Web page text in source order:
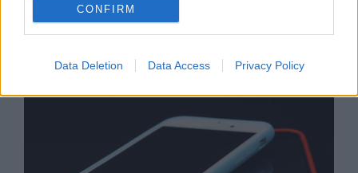
CONFIRM
Data Deletion Data Access Privacy Policy
Хакери удариха бизнес-база данни в
Лихтенщайн